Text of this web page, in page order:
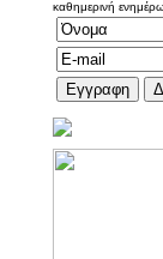
καθημερινή